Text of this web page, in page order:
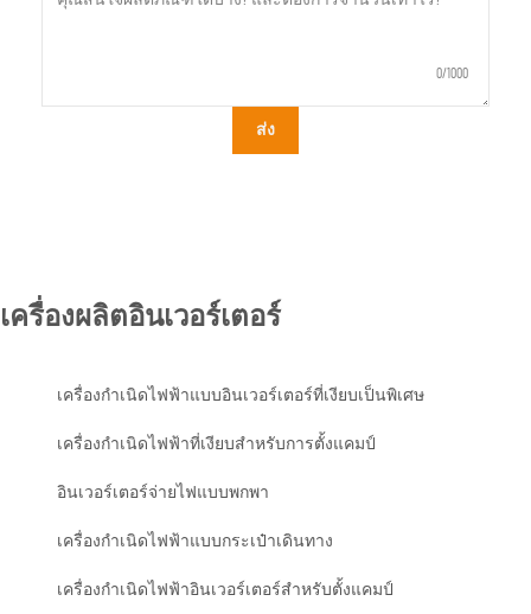
0/1000
ส่ง
เครื่องผลิตอินเวอร์เตอร์
เครื่องกำเนิดไฟฟ้าแบบอินเวอร์เตอร์ที่เงียบเป็นพิเศษ
เครื่องกำเนิดไฟฟ้าที่เงียบสำหรับการตั้งแคมป์
อินเวอร์เตอร์จ่ายไฟแบบพกพา
เครื่องกำเนิดไฟฟ้าแบบกระเป๋าเดินทาง
เครื่องกำเนิดไฟฟ้าอินเวอร์เตอร์สำหรับตั้งแคมป์